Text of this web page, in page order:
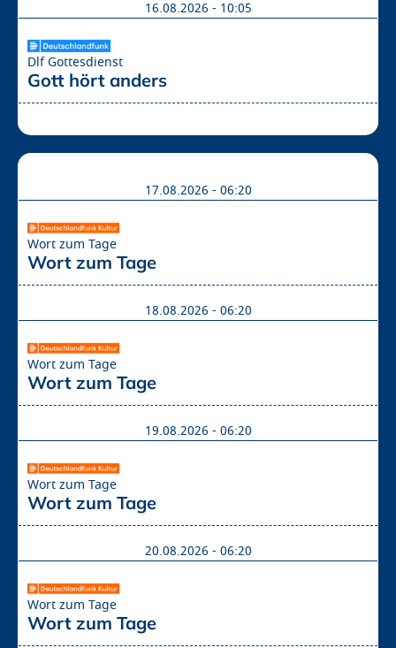
16.08.2026 - 10:05
Dlf Gottesdienst
Gott hört anders
17.08.2026 - 06:20
Wort zum Tage
Wort zum Tage
18.08.2026 - 06:20
Wort zum Tage
Wort zum Tage
19.08.2026 - 06:20
Wort zum Tage
Wort zum Tage
20.08.2026 - 06:20
Wort zum Tage
Wort zum Tage